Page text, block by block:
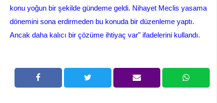
konu yoğun bir şekilde gündeme geldi. Nihayet Meclis yasama
dönemini sona erdirmeden bu konuda bir düzenleme yaptı.
Ancak daha kalıcı bir çözüme ihtiyaç var" ifadelerini kullandı.